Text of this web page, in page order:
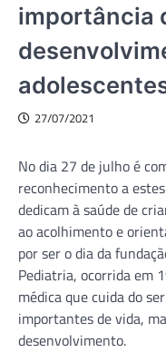
importância
27/07/2021
No dia 27 de julho é
reconhecimento a
dedicam à saúde de
ao acolhimento e
por ser o dia da
Pediatria, ocorrida em
médica que cuida do
importantes de vida,
desenvolvimento.